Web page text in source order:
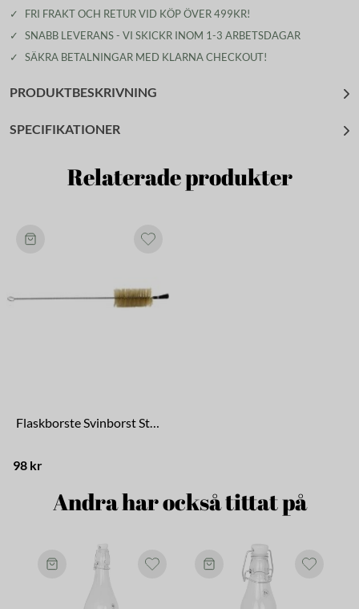
✓
FRI FRAKT OCH RETUR VID KÖP ÖVER 499KR!
✓
SNABB LEVERANS - VI SKICKR INOM 1-3 ARBETSDAGAR
✓
SÄKRA BETALNINGAR MED KLARNA CHECKOUT!
PRODUKTBESKRIVNING
SPECIFIKATIONER
Relaterade produkter
Flaskborste Svinborst Stor
98 kr
Andra har också tittat på